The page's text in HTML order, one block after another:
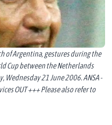
of Argentina, gestures during the
Cup between the Netherlands
Wednesday 21 June 2006. ANSA -
OUT +++ Please also refer to